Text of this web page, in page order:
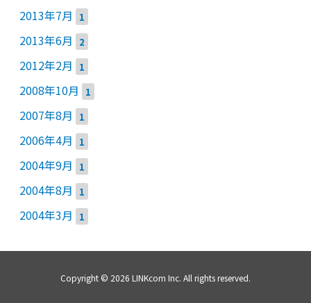
2013年7月 1
2013年6月 2
2012年2月 1
2008年10月 1
2007年8月 1
2006年4月 1
2004年9月 1
2004年8月 1
2004年3月 1
Copyright © 2026 LINKcom Inc. All rights reserved.